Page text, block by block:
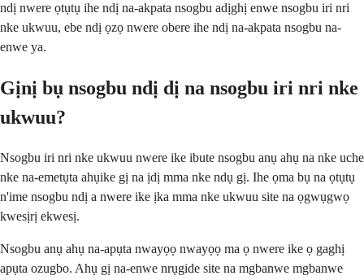
ndị nwere ọtụtụ ihe ndị na-akpata nsogbu adịghị enwe nsogbu iri nri
nke ukwuu, ebe ndị ọzọ nwere obere ihe ndị na-akpata nsogbu na-
enwe ya.
Gịnị bụ nsogbu ndị dị na nsogbu iri nri nke
ukwuu?
Nsogbu iri nri nke ukwuu nwere ike ibute nsogbu anụ ahụ na nke uche
nke na-emetụta ahụike gị na ịdị mma nke ndụ gị. Ihe ọma bụ na ọtụtụ
n'ime nsogbu ndị a nwere ike ịka mma nke ukwuu site na ọgwụgwọ
kwesịrị ekwesị.
Nsogbu anụ ahụ na-apụta nwayọọ nwayọọ ma ọ nwere ike ọ gaghị
apụta ozugbo. Ahụ gị na-enwe nrụgide site na mgbanwe mgbanwe